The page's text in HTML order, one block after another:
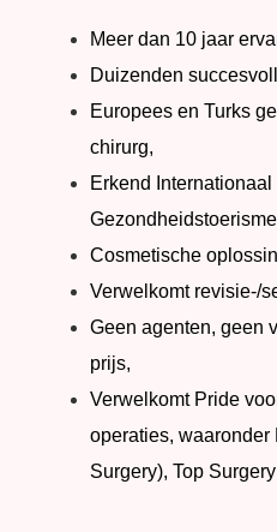
Meer dan 10 jaar
Duizenden
Europees en Turks
chirurg,
Erkend
Cosmetische
Verwelkomt revisie-/
Geen agenten, geen
prijs,
Verwelkomt Pride
operaties,
Surgery), Top